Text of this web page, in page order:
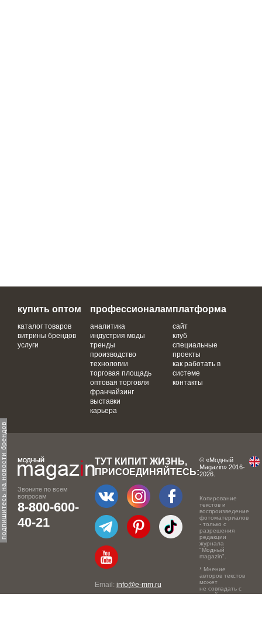
подпишитесь на новости брендов
купить оптом
каталог товаров
витрины брендов
услуги
профессионалам
аналитика
индустрия моды
тренды
производство
технологии
торговая площадь
оптовая торговля
франчайзинг
выставки
карьера
платформа
сайт
клуб
специальные
проекты
как работать в
системе
контакты
Звоните по всем
вопросам
8-800-600-
40-21
ТУТ КИПИТ ЖИЗНЬ,
ПРИСОЕДИНЯЙТЕСЬ:
Email: info@e-mm.ru
© «Модный
Magazin» 2016-
2026.
Копирование
текстов и
воспроизведение
фотоматериалов
- только с
разрешения
редакции
журнала
"Модный
magazin".
* Мнение
авторов текстов
может
не совпадать с
точкой зрения